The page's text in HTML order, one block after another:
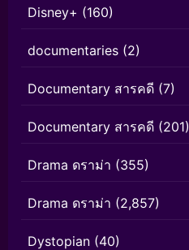
Disney+ (160)
documentaries (2)
Documentary สารคดี (7)
Documentary สารคดี (201)
Drama ดราม่า (355)
Drama ดราม่า (2,857)
Dystopian (40)